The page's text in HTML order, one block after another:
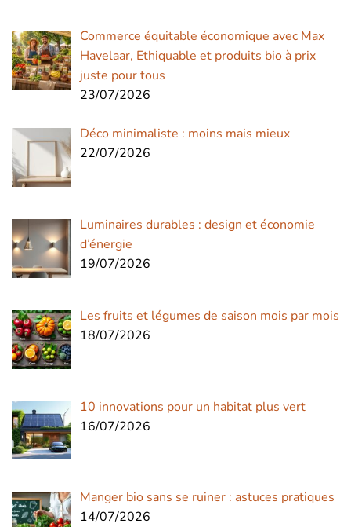
Commerce équitable économique avec Max
Havelaar, Ethiquable et produits bio à prix
juste pour tous
23/07/2026
Déco minimaliste : moins mais mieux
22/07/2026
Luminaires durables : design et économie
d’énergie
19/07/2026
Les fruits et légumes de saison mois par mois
18/07/2026
10 innovations pour un habitat plus vert
16/07/2026
Manger bio sans se ruiner : astuces pratiques
14/07/2026